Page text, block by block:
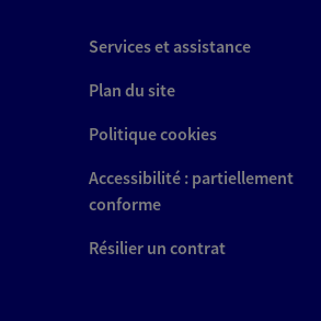
Lacombe Stephane
Services et assistance
Plan du site
Politique cookies
Accessibilité : partiellement
conforme
Résilier un contrat